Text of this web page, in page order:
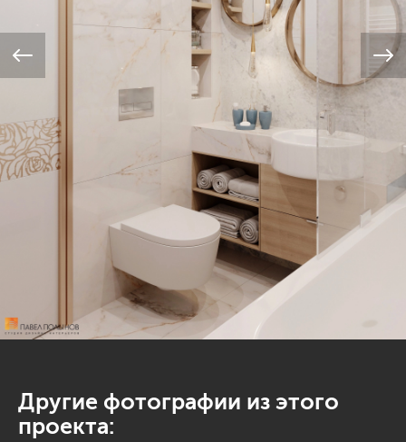
Другие фотографии из этого
проекта: